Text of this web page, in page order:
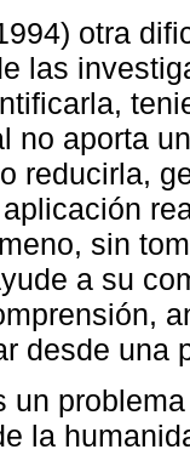
otra
las
no aporta
reducirla,
sin
a su
desde una
un
la